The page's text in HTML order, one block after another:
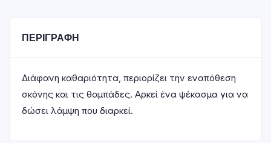
ΠΕΡΙΓΡΑΦΉ
Διάφανη καθαριότητα, περιορίζει την εναπόθεση
σκόνης και τις θαμπάδες. Αρκεί ένα ψέκασμα για να
δώσει λάμψη που διαρκεί.